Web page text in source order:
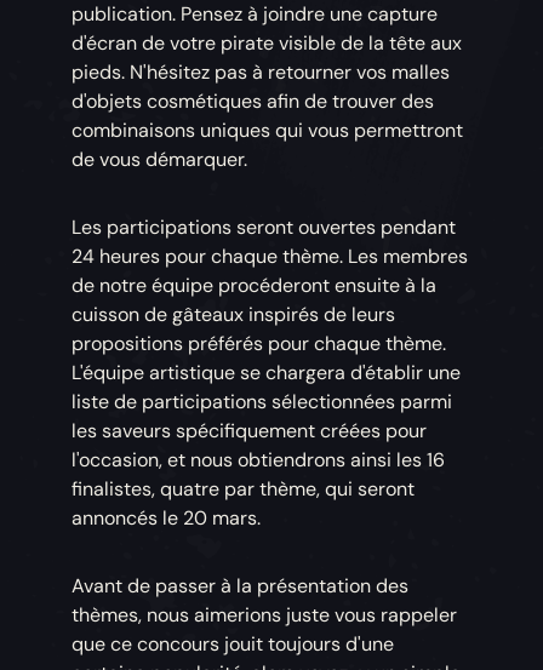
publication. Pensez à joindre une capture
d'écran de votre pirate visible de la tête aux
pieds. N'hésitez pas à retourner vos malles
d'objets cosmétiques afin de trouver des
combinaisons uniques qui vous permettront
de vous démarquer.
Les participations seront ouvertes pendant
24 heures pour chaque thème. Les membres
de notre équipe procéderont ensuite à la
cuisson de gâteaux inspirés de leurs
propositions préférés pour chaque thème.
L'équipe artistique se chargera d'établir une
liste de participations sélectionnées parmi
les saveurs spécifiquement créées pour
l'occasion, et nous obtiendrons ainsi les 16
finalistes, quatre par thème, qui seront
annoncés le 20 mars.
Avant de passer à la présentation des
thèmes, nous aimerions juste vous rappeler
que ce concours jouit toujours d'une